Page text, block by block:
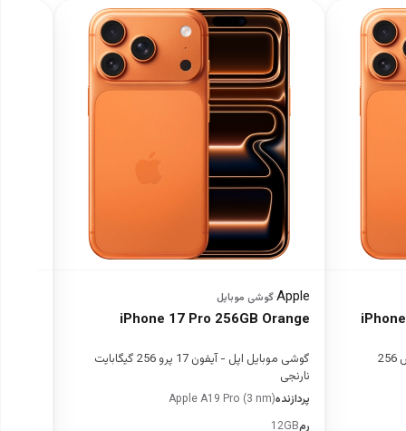
گوشی موبایل اپل - آیفون 17 پرو مکس 256
Apple
·گوشی موبایل
iPhone 17 Pro 256GB Orange
گوشی موبایل اپل - آیفون 17 پرو 256 گیگابایت
نارنجی
پردازندهApple A19 Pro (3 nm)
رم12GB